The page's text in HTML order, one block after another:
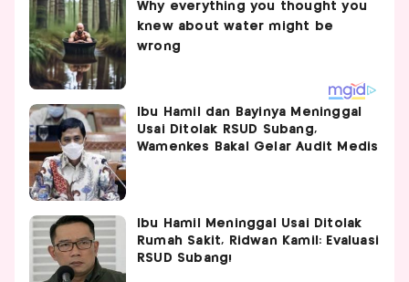
Ibu Hamil dan Bayinya Meninggal
Usai Ditolak RSUD Subang,
Wamenkes Bakal Gelar Audit Medis
Ibu Hamil Meninggal Usai Ditolak
Rumah Sakit, Ridwan Kamil: Evaluasi
RSUD Subang!